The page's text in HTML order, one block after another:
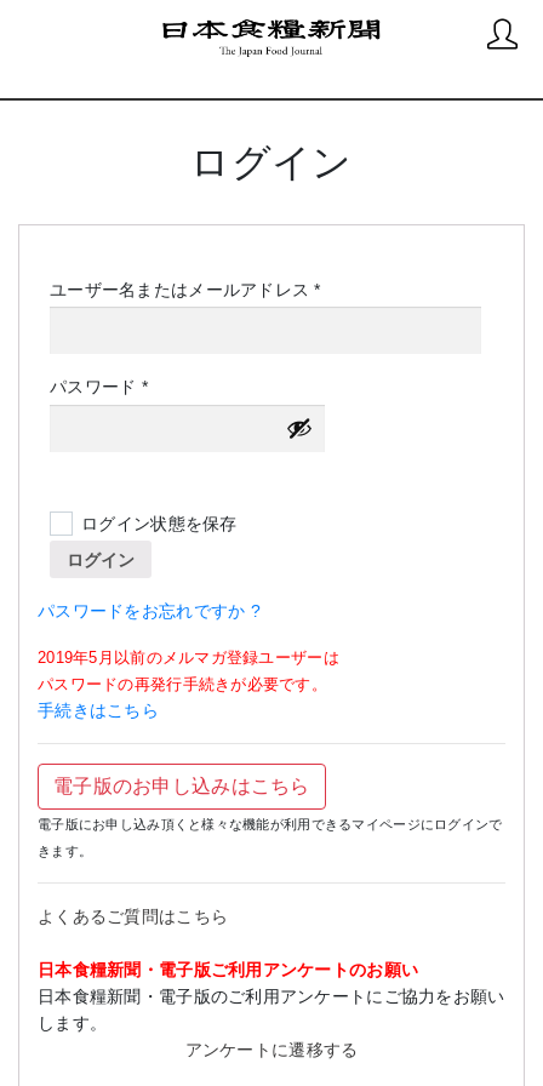
ログイン
ユーザー名またはメールアドレス*必
パスワード *必
須
ログイン状態を保存
ログイン
パスワードをお忘れですか ?
2019年5月以前のメルマガ登録ユーザーは
パスワードの再発行手続きが必要です。
手続きはこちら
電子版のお申し込みはこちら
電子版にお申し込み頂くと様々な機能が利用できるマイページにログインで
きます。
よくあるご質問はこちら
日本食糧新聞・電子版ご利用アンケートのお願い
日本食糧新聞・電子版のご利用アンケートにご協力をお願い
します。
アンケートに遷移する